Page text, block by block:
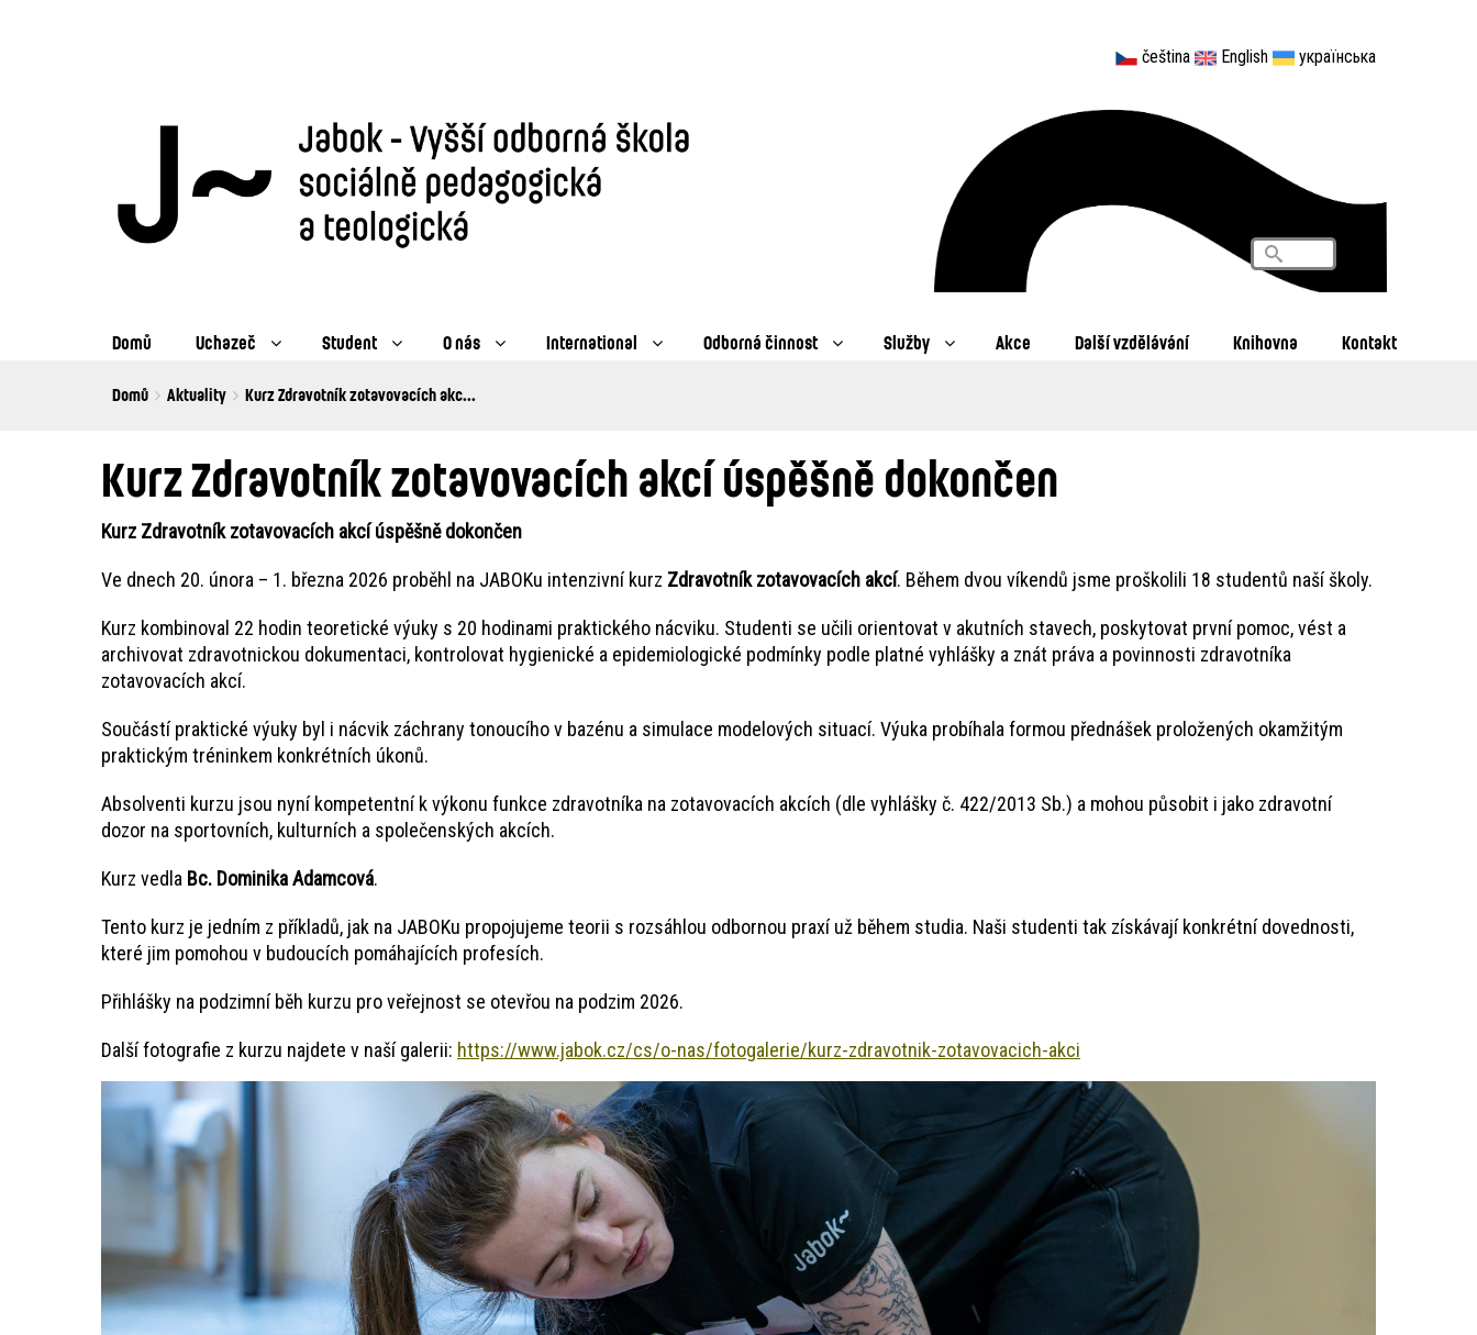
čeština English українська
Vyhledávání
Search
Domů Uchazeč Student O nás International Odborná činnost Služby Akce Další vzdělávání Knihovna Kontakt
Breadcrumbs
You
Domů Aktuality Kurz Zdravotník zotavovacích akc...
Kurz Zdravotník zotavovacích akcí úspěšně dokončen
Kurz Zdravotník zotavovacích akcí úspěšně dokončen
Ve dnech 20. února – 1. března 2026 proběhl na JABOKu intenzivní kurz Zdravotník zotavovacích akcí. Během dvou víkendů jsme proškolili 18 studentů naší školy.
Kurz kombinoval 22 hodin teoretické výuky s 20 hodinami praktického nácviku. Studenti se učili orientovat v akutních stavech, poskytovat první pomoc, vést a
archivovat zdravotnickou dokumentaci, kontrolovat hygienické a epidemiologické podmínky podle platné vyhlášky a znát práva a povinnosti zdravotníka
zotavovacích akcí.
Součástí praktické výuky byl i nácvik záchrany tonoucího v bazénu a simulace modelových situací. Výuka probíhala formou přednášek proložených okamžitým
praktickým tréninkem konkrétních úkonů.
Absolventi kurzu jsou nyní kompetentní k výkonu funkce zdravotníka na zotavovacích akcích (dle vyhlášky č. 422/2013 Sb.) a mohou působit i jako zdravotní
dozor na sportovních, kulturních a společenských akcích.
Kurz vedla Bc. Dominika Adamcová.
Tento kurz je jedním z příkladů, jak na JABOKu propojujeme teorii s rozsáhlou odbornou praxí už během studia. Naši studenti tak získávají konkrétní dovednosti,
které jim pomohou v budoucích pomáhajících profesích.
Přihlášky na podzimní běh kurzu pro veřejnost se otevřou na podzim 2026.
Další fotografie z kurzu najdete v naší galerii: https://www.jabok.cz/cs/o-nas/fotogalerie/kurz-zdravotnik-zotavovacich-akci